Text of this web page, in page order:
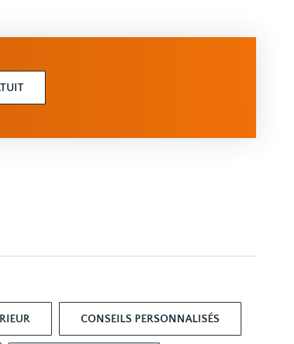
CONSEILS PERSONNALISÉS